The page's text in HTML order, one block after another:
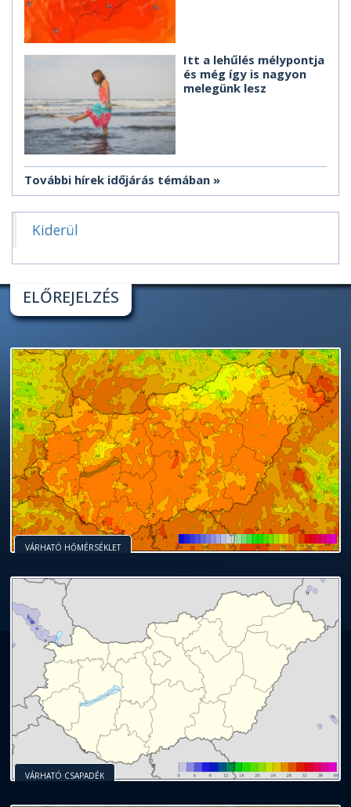
Itt a lehűlés mélypontja
és még így is nagyon
melegünk lesz
További hírek időjárás témában
Kiderül
ELŐREJELZÉS
VÁRHATÓ HŐMÉRSÉKLET
VÁRHATÓ CSAPADÉK